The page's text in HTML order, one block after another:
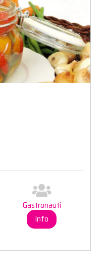
Gastronauti
Info